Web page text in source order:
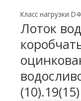
Класс нагрузки
Лоток